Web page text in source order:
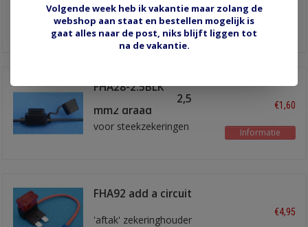
voor steekzekeringen
Informatie
FHA28-2.5BLK
zekeringhouder 2,5
mm2 draad
voor steekzekeringen
€1,60
Informatie
FHA92 add a circuit
'aftak' zekeringhouder
€4,95
Volgende week heb ik vakantie maar zolang de
webshop aan staat en bestellen mogelijk is
gaat alles naar de post, niks blijft liggen tot
na de vakantie.